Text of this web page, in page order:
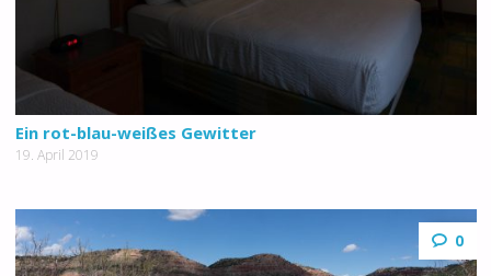
Ein rot-blau-weißes Gewitter
19. April 2019
0